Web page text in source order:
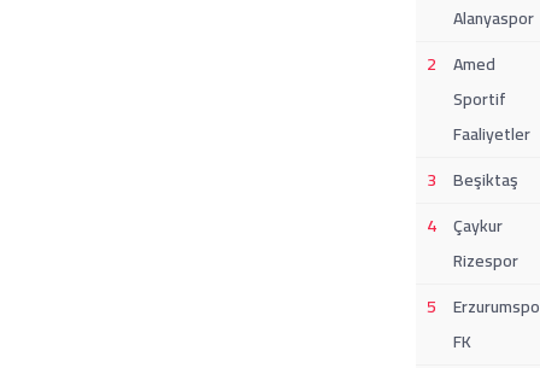
Alanyaspor
2 Amed
Sportif
Faaliyetler
3 Beşiktaş
4 Çaykur
Rizespor
5
FK